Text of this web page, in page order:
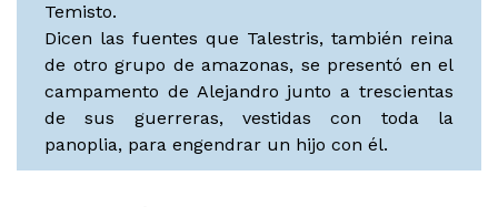
Temisto.
Dicen las fuentes que Talestris, también reina
de otro grupo de amazonas, se presentó en el
campamento de Alejandro junto a trescientas
de sus guerreras, vestidas con toda la
panoplia, para engendrar un hijo con él.